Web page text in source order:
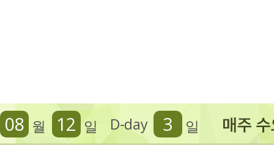
D-day 3 일
08 월 12 일